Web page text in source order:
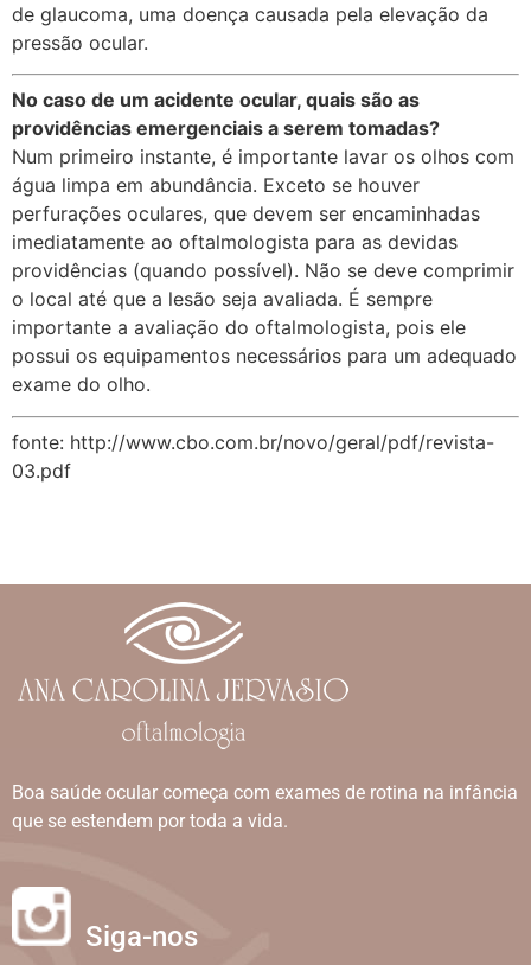
de glaucoma, uma doença causada pela elevação da
pressão ocular.
No caso de um acidente ocular, quais são as
providências emergenciais a serem tomadas?
Num primeiro instante, é importante lavar os olhos com
água limpa em abundância. Exceto se houver
perfurações oculares, que devem ser encaminhadas
imediatamente ao oftalmologista para as devidas
providências (quando possível). Não se deve comprimir
o local até que a lesão seja avaliada. É sempre
importante a avaliação do oftalmologista, pois ele
possui os equipamentos necessários para um adequado
exame do olho.
fonte: http://www.cbo.com.br/novo/geral/pdf/revista-
03.pdf
Boa saúde ocular começa com exames de rotina na infância
que se estendem por toda a vida.
Siga-nos